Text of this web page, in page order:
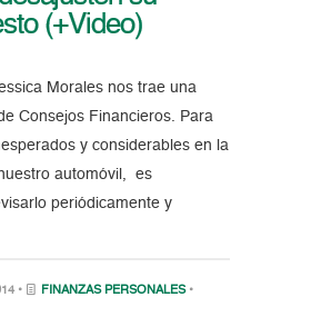
(+Video)
Morales nos trae una
Consejos Financieros. Para
y considerables en la
automóvil, es
periódicamente y
• FINANZAS PERSONALES •